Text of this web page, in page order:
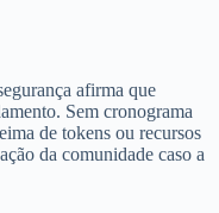
afirma que
Sem cronograma
de tokens ou recursos
da comunidade caso a